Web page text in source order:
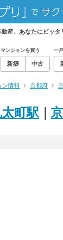
産。あなたにピッタ
マンションを買う
新築 中古
一
ン情報 京都府
町駅